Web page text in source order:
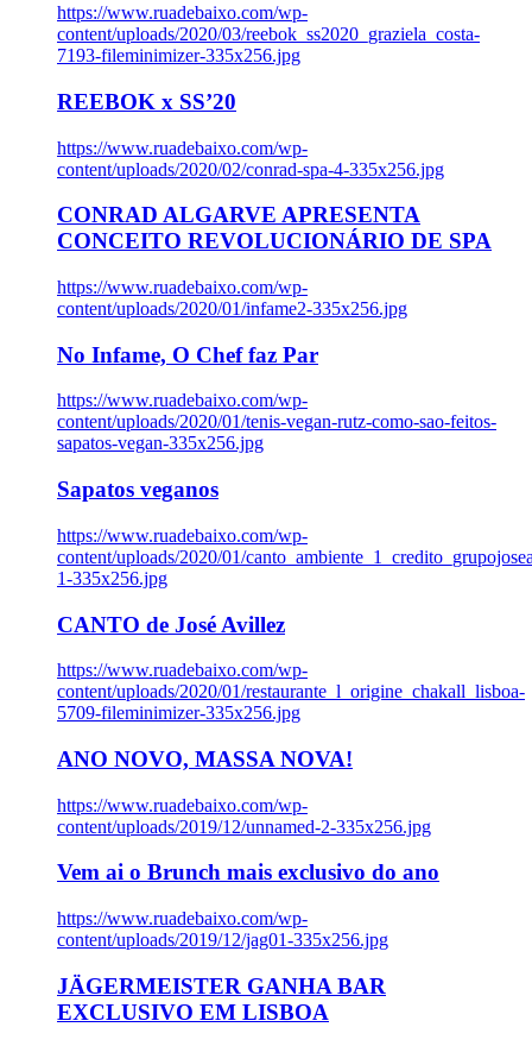
https://www.ruadebaixo.com/wp-
content/uploads/2020/03/reebok_ss2020_graziela_costa-
7193-fileminimizer-335x256.jpg
REEBOK x SS’20
https://www.ruadebaixo.com/wp-
content/uploads/2020/02/conrad-spa-4-335x256.jpg
CONRAD ALGARVE APRESENTA
CONCEITO REVOLUCIONÁRIO DE SPA
https://www.ruadebaixo.com/wp-
content/uploads/2020/01/infame2-335x256.jpg
No Infame, O Chef faz Par
https://www.ruadebaixo.com/wp-
content/uploads/2020/01/tenis-vegan-rutz-como-sao-feitos-
sapatos-vegan-335x256.jpg
Sapatos veganos
https://www.ruadebaixo.com/wp-
content/uploads/2020/01/
1-335x256.jpg
CANTO de José Avillez
https://www.ruadebaixo.com/wp-
content/uploads/2020/01/restaurante_l_origine_chakall_lisboa-
5709-fileminimizer-335x256.jpg
ANO NOVO, MASSA NOVA!
https://www.ruadebaixo.com/wp-
content/uploads/2019/12/unnamed-2-335x256.jpg
Vem ai o Brunch mais exclusivo do ano
https://www.ruadebaixo.com/wp-
content/uploads/2019/12/jag01-335x256.jpg
JÄGERMEISTER GANHA BAR
EXCLUSIVO EM LISBOA